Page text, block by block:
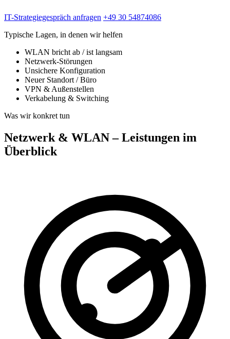
IT-Strategiegespräch anfragen +49 30 54874086
Typische Lagen, in denen wir helfen
WLAN bricht ab / ist langsam
Netzwerk-Störungen
Unsichere Konfiguration
Neuer Standort / Büro
VPN & Außenstellen
Verkabelung & Switching
Was wir konkret tun
Netzwerk & WLAN – Leistungen im
Überblick